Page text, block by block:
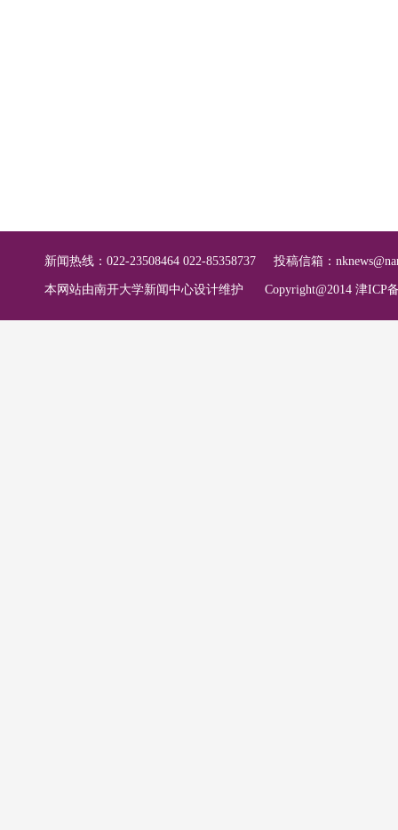
新闻热线：022-23508464 022-85358737 投稿信箱：
本网站由南开大学新闻中心设计维护 Copyright@2014 津ICP